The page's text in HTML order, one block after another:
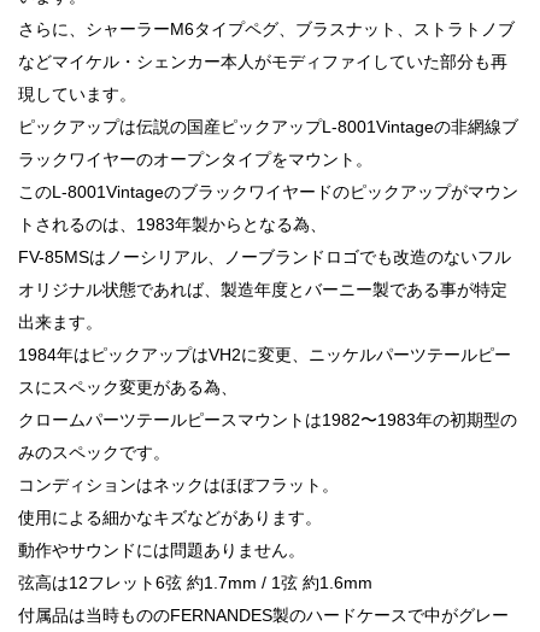
さらに、シャーラーM6タイプペグ、ブラスナット、ストラトノブ
などマイケル・シェンカー本人がモディファイしていた部分も再
現しています。
ピックアップは伝説の国産ピックアップL-8001Vintageの非網線ブ
ラックワイヤーのオープンタイプをマウント。
このL-8001Vintageのブラックワイヤードのピックアップがマウン
トされるのは、1983年製からとなる為、
FV-85MSはノーシリアル、ノーブランドロゴでも改造のないフル
オリジナル状態であれば、製造年度とバーニー製である事が特定
出来ます。
1984年はピックアップはVH2に変更、ニッケルパーツテールピー
スにスペック変更がある為、
クロームパーツテールピースマウントは1982〜1983年の初期型の
みのスペックです。
コンディションはネックはほぼフラット。
使用による細かなキズなどがあります。
動作やサウンドには問題ありません。
弦高は12フレット6弦 約1.7mm / 1弦 約1.6mm
付属品は当時もののFERNANDES製のハードケースで中がグレー